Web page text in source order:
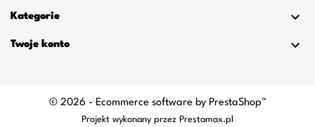
Kategorie 
Twoje konto 
© 2026 - Ecommerce software by PrestaShop™
Projekt wykonany przez Prestamax.pl